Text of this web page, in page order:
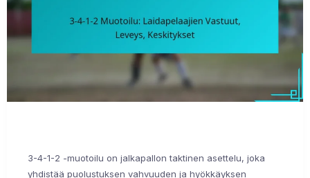
3-4-1-2 -muotoilu on jalkapallon taktinen asettelu, joka
yhdistää puolustuksen vahvuuden ja hyökkäyksen